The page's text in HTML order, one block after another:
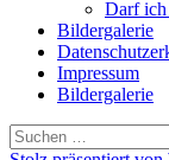
Darf
Bildergalerie
Impressum
Bildergalerie
Suchen
nach: